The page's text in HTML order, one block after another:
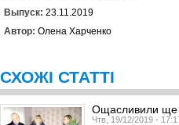
Выпуск: 23.11.2019
Автор: Олена Харченко
СХОЖІ СТАТТІ
Ощасливили ще
Чтв, 19/12/2019 -